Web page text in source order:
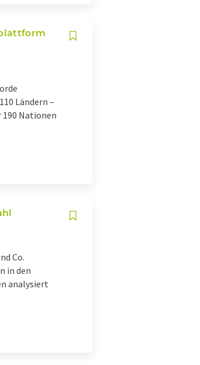
Ländern –
190 Nationen
Co.
in den
analysiert